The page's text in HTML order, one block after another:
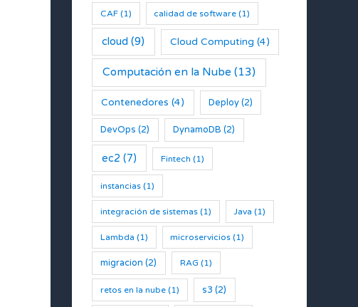
CAF(1) calidad de software (1)
cloud (9) Cloud Computing (4)
Computación en la Nube (13)
Contenedores (4) Deploy(2)
DevOps (2) DynamoDB (2)
ec2 (7) Fintech (1)
instancias(1)
integración de sistemas(1) Java (1)
Lambda (1) microservicios (1)
migracion (2) RAG (1)
retos en la nube(1) s3 (2)